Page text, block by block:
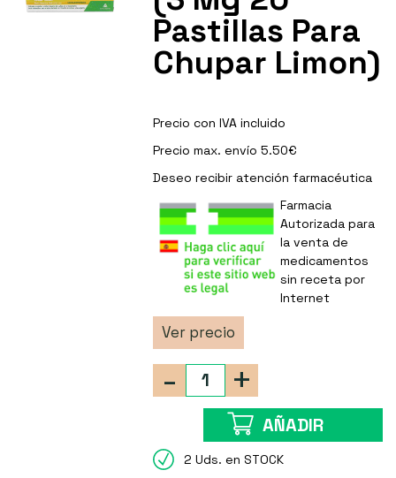
Pastillas Para
Chupar Limon)
Precio con IVA incluido
Precio max. envío 5.50€
Deseo recibir atención farmacéutica
Farmacia
Autorizada para
la venta de
medicamentos
sin receta por
Internet
Ver precio
+
-
AÑADIR
2 Uds. en STOCK